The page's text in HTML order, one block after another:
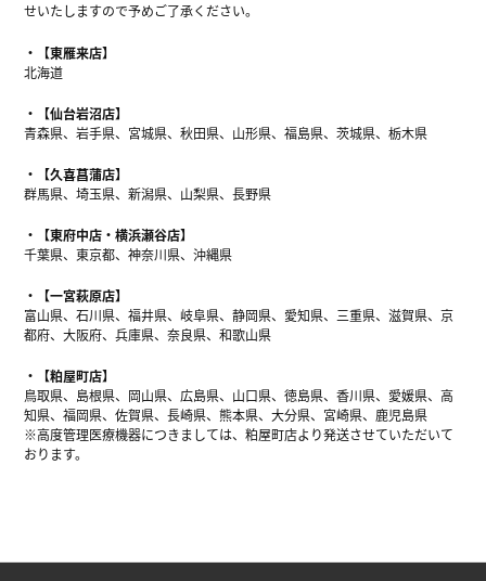
せいたしますので予めご了承ください。
【東雁来店】
北海道
【仙台岩沼店】
青森県、岩手県、宮城県、秋田県、山形県、福島県、茨城県、栃木県
【久喜菖蒲店】
群馬県、埼玉県、新潟県、山梨県、長野県
【東府中店・横浜瀬谷店】
千葉県、東京都、神奈川県、沖縄県
【一宮萩原店】
富山県、石川県、福井県、岐阜県、静岡県、愛知県、三重県、滋賀県、京
都府、大阪府、兵庫県、奈良県、和歌山県
【粕屋町店】
鳥取県、島根県、岡山県、広島県、山口県、徳島県、香川県、愛媛県、高
知県、福岡県、佐賀県、長崎県、熊本県、大分県、宮崎県、鹿児島県
※高度管理医療機器につきましては、粕屋町店より発送させていただいて
おります。